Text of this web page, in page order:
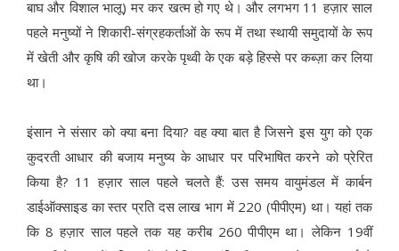
बाघ और विशाल भालू) मर कर खत्म हो गए थे। और लगभग 11 हज़ार साल
पहले मनुष्यों ने शिकारी-संग्रहकर्ताओं के रूप में तथा स्थायी समुदायों के रूप
में खेती और कृषि की खोज करके पृथ्वी के एक बड़े हिस्से पर कब्ज़ा कर लिया
था।
इंसान ने संसार को क्या बना दिया? वह क्या बात है जिसने इस युग को एक
कुदरती आधार की बजाय मनुष्य के आधार पर परिभाषित करने को प्रेरित
किया है? 11 हज़ार साल पहले चलते हैं: उस समय वायुमंडल में कार्बन
डाईऑक्साइड का स्तर प्रति दस लाख भाग में 220 (पीपीएम) था। यहां तक
कि 8 हज़ार साल पहले तक यह करीब 260 पीपीएम था। लेकिन 19वीं